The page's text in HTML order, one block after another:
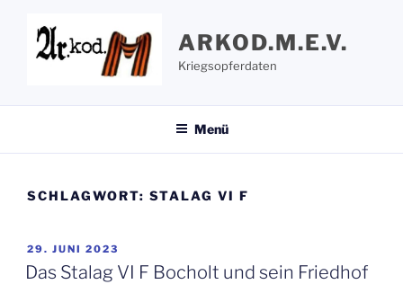
springen
ARKOD.M.E.V.
Kriegsopferdaten
Menü
SCHLAGWORT: STALAG VI F
VERÖFFENTLICHT
AM
29. JUNI 2023
Das Stalag VI F Bocholt und sein Friedhof